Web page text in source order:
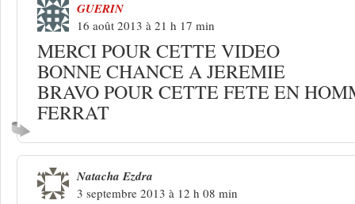
GUERIN
16 août 2013 à 21 h 17 min
MERCI POUR CETTE VIDEO
BONNE CHANCE A JEREMIE
BRAVO POUR CETTE FETE EN
FERRAT
Natacha Ezdra
3 septembre 2013 à 12 h 08 min